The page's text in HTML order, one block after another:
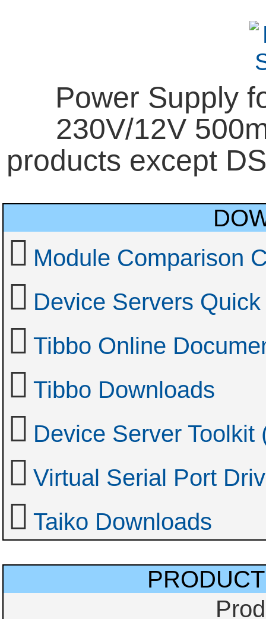
Power Supply
230V/12V
products except
Module Comparison
Device Servers
Tibbo Online
Tibbo Downloads
Device Server Toolkit
Virtual Serial Port
Taiko Downloads